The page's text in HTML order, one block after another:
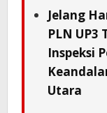
Jelang
PLN UP3
Inspeksi
Utara